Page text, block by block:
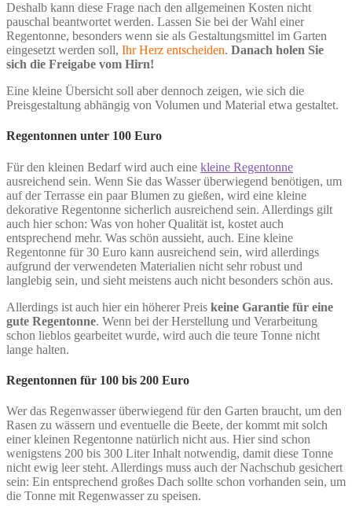
Deshalb kann diese Frage nach den allgemeinen Kosten nicht
pauschal beantwortet werden. Lassen Sie bei der Wahl einer
Regentonne, besonders wenn sie als Gestaltungsmittel im Garten
eingesetzt werden soll, Ihr Herz entscheiden. Danach holen Sie
sich die Freigabe vom Hirn!
Eine kleine Übersicht soll aber dennoch zeigen, wie sich die
Preisgestaltung abhängig von Volumen und Material etwa gestaltet.
Regentonnen unter 100 Euro
Für den kleinen Bedarf wird auch eine kleine Regentonne
ausreichend sein. Wenn Sie das Wasser überwiegend benötigen, um
auf der Terrasse ein paar Blumen zu gießen, wird eine kleine
dekorative Regentonne sicherlich ausreichend sein. Allerdings gilt
auch hier schon: Was von hoher Qualität ist, kostet auch
entsprechend mehr. Was schön aussieht, auch. Eine kleine
Regentonne für 30 Euro kann ausreichend sein, wird allerdings
aufgrund der verwendeten Materialien nicht sehr robust und
langlebig sein, und sieht meistens auch nicht besonders schön aus.
Allerdings ist auch hier ein höherer Preis keine Garantie für eine
gute Regentonne. Wenn bei der Herstellung und Verarbeitung
schon lieblos gearbeitet wurde, wird auch die teure Tonne nicht
lange halten.
Regentonnen für 100 bis 200 Euro
Wer das Regenwasser überwiegend für den Garten braucht, um den
Rasen zu wässern und eventuelle die Beete, der kommt mit solch
einer kleinen Regentonne natürlich nicht aus. Hier sind schon
wenigstens 200 bis 300 Liter Inhalt notwendig, damit diese Tonne
nicht ewig leer steht. Allerdings muss auch der Nachschub gesichert
sein: Ein entsprechend großes Dach sollte schon vorhanden sein, um
die Tonne mit Regenwasser zu speisen.